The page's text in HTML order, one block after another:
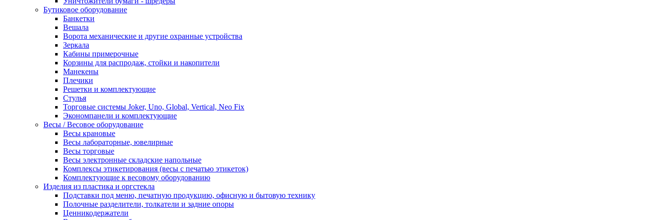
Бутиковое оборудование
Банкетки
Вешала
Ворота механические и другие охранные устройства
Зеркала
Кабины примерочные
Корзины для распродаж, стойки и накопители
Манекены
Плечики
Решетки и комплектующие
Стулья
Торговые системы Joker, Uno, Global, Vertical, Neo Fix
Экономпанели и комплектующие
Весы / Весовое оборудование
Весы крановые
Весы лабораторные, ювелирные
Весы торговые
Весы электронные складские напольные
Комплексы этикетирования (весы с печатью этикеток)
Комплектующие к весовому оборудованию
Изделия из пластика и оргстекла
Подставки под меню, печатную продукцию, офисную и бытовую технику
Полочные разделители, толкатели и задние опоры
Ценникодержатели